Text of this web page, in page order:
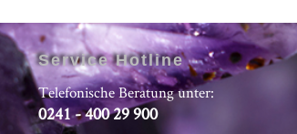
Service Hotline
Telefonische Beratung unter:
0241 - 400 29 900